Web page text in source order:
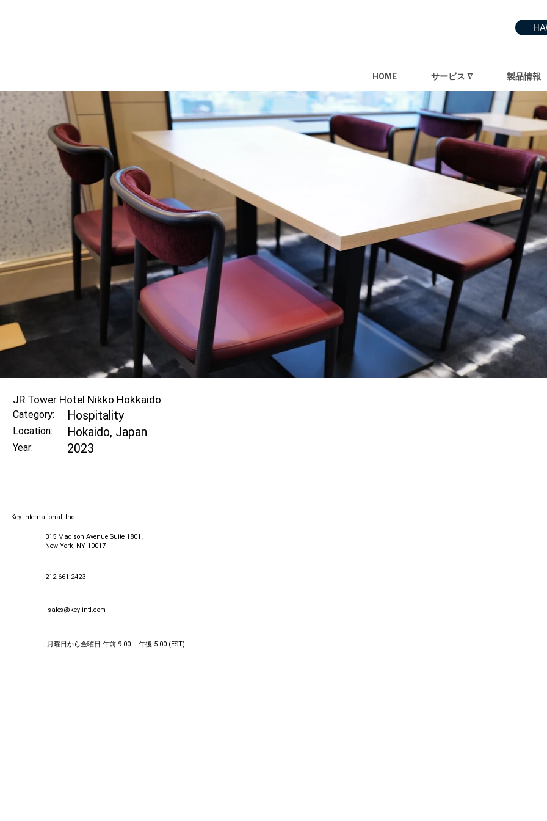
HOME サービス ∇ 製品情報
JR Tower Hotel Nikko Hokkaido
Category: Hospitality
Location: Hokaido, Japan
Year: 2023
Key International, Inc.
315 Madison Avenue Suite 1801、
New York, NY 10017
212-661-2423
sales@key-intl.com
月曜日から金曜日 午前 9:00 – 午後 5:00 (EST)